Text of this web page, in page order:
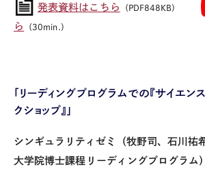
発表資料はこちら （PDF848KB）
ら
（30min.）
「リーディングプログラムでの『サイエン
クショップ』」
シンギュラリティゼミ（牧野司、石川祐
大学院博士課程リーディングプログラム）